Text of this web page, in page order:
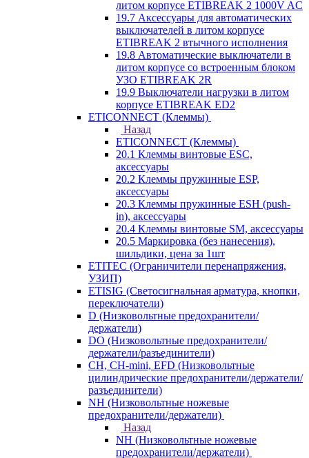
литом корпусе ETIBREAK 2 1000V AC
19.7 Аксессуары для автоматических
выключателей в литом корпусе
ETIBREAK 2 втычного исполнения
19.8 Автоматические выключатели в
литом корпусе со встроенным блоком
УЗО ETIBREAK 2R
19.9 Выключатели нагрузки в литом
корпусе ETIBREAK ED2
ETICONNECT (Клеммы)
Назад
ETICONNECT (Клеммы)
20.1 Клеммы винтовые ESC,
аксессуары
20.2 Клеммы пружинные ESP,
аксессуары
20.3 Клеммы пружинные ESH (push-
in), аксессуары
20.4 Клеммы винтовые SM, аксессуары
20.5 Маркировка (без нанесения),
шильдики, цена за 1шт
ETITEC (Ограничители перенапряжения,
УЗИП)
ETISIG (Светосигнальная арматура, кнопки,
переключатели)
D (Низковольтные предохранители/
держатели)
DO (Низковольтные предохранители/
держатели/разъединители)
CH, CH-mini, EFD (Низковольтные
цилиндрические предохранители/держатели/
разъединители)
NH (Низковольтные ножевые
предохранители/держатели)
Назад
NH (Низковольтные ножевые
предохранители/держатели)